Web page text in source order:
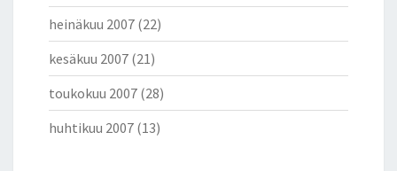
heinäkuu 2007 (22)
kesäkuu 2007 (21)
toukokuu 2007 (28)
huhtikuu 2007 (13)